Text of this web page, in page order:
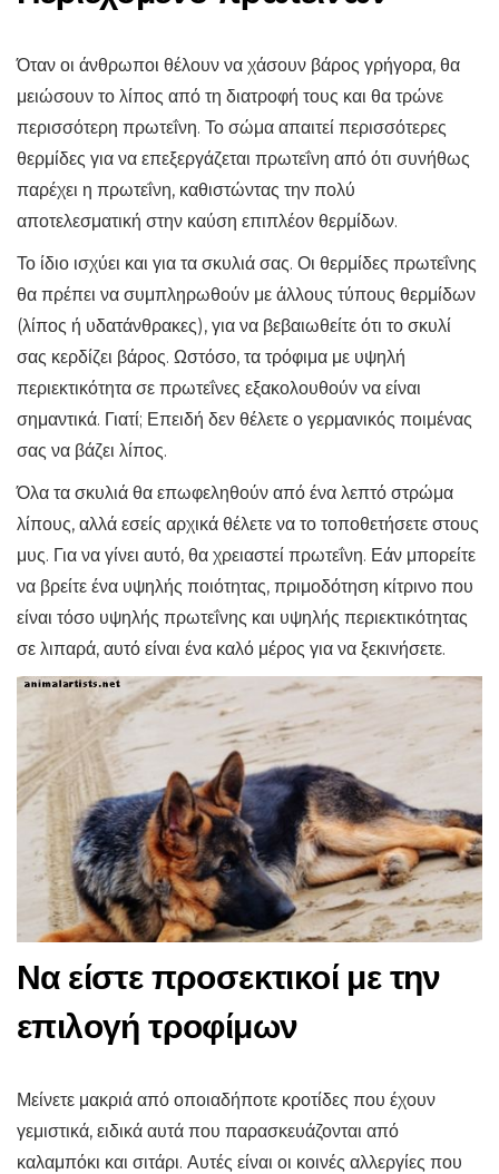
Όταν οι άνθρωποι θέλουν να χάσουν βάρος γρήγορα, θα
μειώσουν το λίπος από τη διατροφή τους και θα τρώνε
περισσότερη πρωτεΐνη. Το σώμα απαιτεί περισσότερες
θερμίδες για να επεξεργάζεται πρωτεΐνη από ότι συνήθως
παρέχει η πρωτεΐνη, καθιστώντας την πολύ
αποτελεσματική στην καύση επιπλέον θερμίδων.
Το ίδιο ισχύει και για τα σκυλιά σας. Οι θερμίδες πρωτεΐνης
θα πρέπει να συμπληρωθούν με άλλους τύπους θερμίδων
(λίπος ή υδατάνθρακες), για να βεβαιωθείτε ότι το σκυλί
σας κερδίζει βάρος. Ωστόσο, τα τρόφιμα με υψηλή
περιεκτικότητα σε πρωτεΐνες εξακολουθούν να είναι
σημαντικά. Γιατί; Επειδή δεν θέλετε ο γερμανικός ποιμένας
σας να βάζει λίπος.
Όλα τα σκυλιά θα επωφεληθούν από ένα λεπτό στρώμα
λίπους, αλλά εσείς αρχικά θέλετε να το τοποθετήσετε στους
μυς. Για να γίνει αυτό, θα χρειαστεί πρωτεΐνη. Εάν μπορείτε
να βρείτε ένα υψηλής ποιότητας, πριμοδότηση κίτρινο που
είναι τόσο υψηλής πρωτεΐνης και υψηλής περιεκτικότητας
σε λιπαρά, αυτό είναι ένα καλό μέρος για να ξεκινήσετε.
Να είστε προσεκτικοί με την
επιλογή τροφίμων
Μείνετε μακριά από οποιαδήποτε κροτίδες που έχουν
γεμιστικά, ειδικά αυτά που παρασκευάζονται από
καλαμπόκι και σιτάρι. Αυτές είναι οι κοινές αλλεργίες που